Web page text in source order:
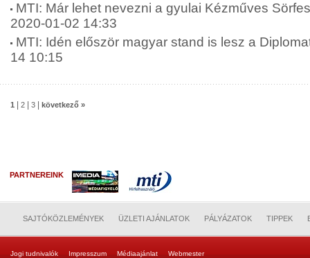
MTI: Már lehet nevezni a gyulai Kézműves
2020-01-02 14:33
MTI: Idén először magyar stand is lesz a
14 10:15
1 2 3 következő »
PARTNEREINK
SAJTÓKÖZLEMÉNYEK ÜZLETI AJÁNLATOK PÁLYÁZATOK TIPPEK
Jogi tudnivalók Impresszum Médiaajánlat Webmester